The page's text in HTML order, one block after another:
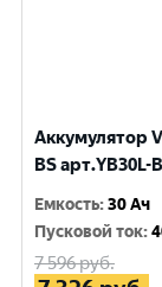
Аккумулятор
BS арт.YB30L-
Емкость:30 Ач
Пусковой ток:
7 596руб.